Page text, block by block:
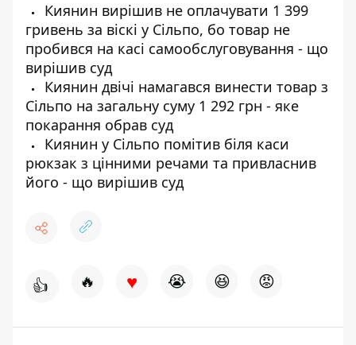
Киянин вирішив не оплачувати 1 399
гривень за віскі у Сільпо, бо товар не
пробився на касі самообслуговування - що
вирішив суд
Киянин двічі намагався винести товар з
Сільпо на загальну суму 1 292 грн - яке
покарання обрав суд
Киянин у Сільпо помітив біля каси
рюкзак з цінними речами та привласнив
його - що вирішив суд
👍 🔥 ♥ 😭 😆 😡